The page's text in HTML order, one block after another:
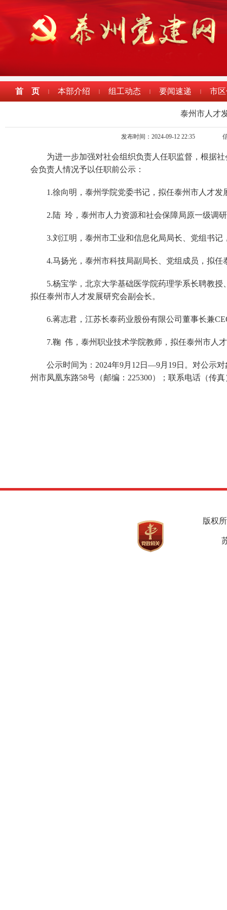
首 页 | 本部介绍 | 组工动态 | 要闻速递 | 市
泰州市人才
发布时间：2024-09-12 22:35
为进一步加强对社会组织负责人任职监督，根据
会负责人情况予以任职前公示：
1.徐向明，泰州学院党委书记，拟任泰州市人才发
2.陆 玲，泰州市人力资源和社会保障局原一级调
3.刘江明，泰州市工业和信息化局局长、党组书
4.马扬光，泰州市科技局副局长、党组成员，拟
5.杨宝学，北京大学基础医学院药理学系长聘教
拟任泰州市人才发展研究会副会长。
6.蒋志君，江苏长泰药业股份有限公司董事长兼
7.鞠 伟，泰州职业技术学院教师，拟任泰州市人
公示时间为：2024年9月12日—9月19日。对公示
州市凤凰东路58号（邮编：225300）；联系电话（传真
版权